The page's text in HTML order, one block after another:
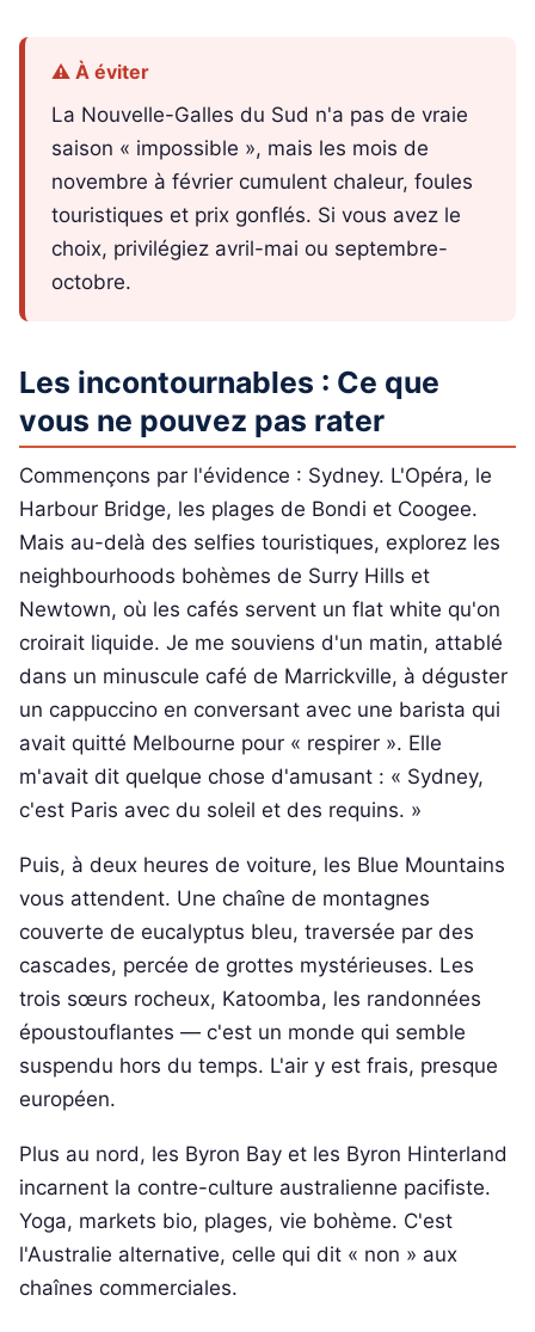
⚠️ À éviter
La Nouvelle-Galles du Sud n'a pas de vraie
saison « impossible », mais les mois de
novembre à février cumulent chaleur, foules
touristiques et prix gonflés. Si vous avez le
choix, privilégiez avril-mai ou septembre-
octobre.
Les incontournables : Ce que
vous ne pouvez pas rater
Commençons par l'évidence : Sydney. L'Opéra, le
Harbour Bridge, les plages de Bondi et Coogee.
Mais au-delà des selfies touristiques, explorez les
neighbourhoods bohèmes de Surry Hills et
Newtown, où les cafés servent un flat white qu'on
croirait liquide. Je me souviens d'un matin, attablé
dans un minuscule café de Marrickville, à déguster
un cappuccino en conversant avec une barista qui
avait quitté Melbourne pour « respirer ». Elle
m'avait dit quelque chose d'amusant : « Sydney,
c'est Paris avec du soleil et des requins. »
Puis, à deux heures de voiture, les Blue Mountains
vous attendent. Une chaîne de montagnes
couverte de eucalyptus bleu, traversée par des
cascades, percée de grottes mystérieuses. Les
trois sœurs rocheux, Katoomba, les randonnées
époustouflantes — c'est un monde qui semble
suspendu hors du temps. L'air y est frais, presque
européen.
Plus au nord, les Byron Bay et les Byron Hinterland
incarnent la contre-culture australienne pacifiste.
Yoga, markets bio, plages, vie bohème. C'est
l'Australie alternative, celle qui dit « non » aux
chaînes commerciales.